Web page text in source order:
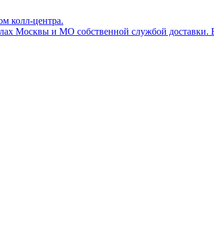
колл-центра.
Москвы и МО собственной службой доставки.